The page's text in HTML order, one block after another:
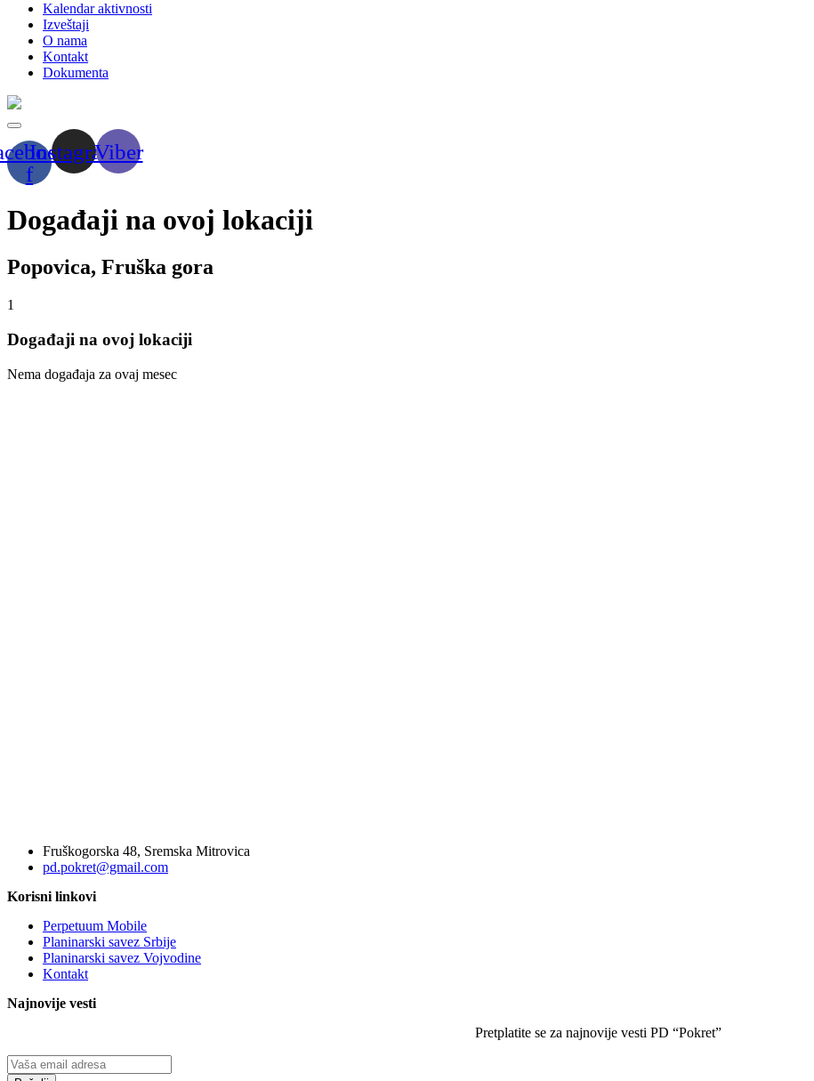
Kalendar aktivnosti
Izveštaji
O nama
Kontakt
Dokumenta
f
InstagramViber
Događaji na ovoj lokaciji
Popovica, Fruška gora
1
Događaji na ovoj lokaciji
Nema događaja za ovaj mesec
Fruškogorska 48, Sremska Mitrovica
pd.pokret@gmail.com
Korisni linkovi
Perpetuum Mobile
Planinarski savez Srbije
Planinarski savez Vojvodine
Kontakt
Najnovije vesti
Pretplatite se za najnovije vesti PD “Pokret”